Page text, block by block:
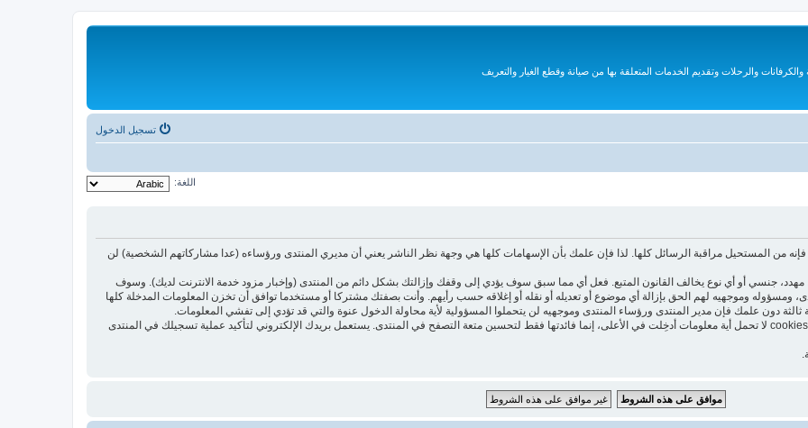
والرحلات وتقديم الخدمات المتعلقة بها من صيانة وقطع الغيار والتعريف
تسجيل الدخول
اللغة:
من المستحيل مراقبة الرسائل كلها. لذا فإن علمك بأن الإسهامات كلها هي وجهة نظر الناشر يعني أن مديري المنتدى ورؤساءه (عدا مشاركاتهم الشخصية) لن
جنسي أو أي نوع يخالف القانون المتبع. فعل أي مما سبق سوف يؤدي إلى وقفك وإزالتك بشكل دائم من المنتدى (وإخبار مزود خدمة الانترنت لديك). وسوف
ومسؤوله وموجهيه لهم الحق بإزالة أي موضوع أو تعديله أو نقله أو إغلاقه حسب رأيهم. وأنت بصفتك مشتركا أو مستخدما توافق أن تخزن المعلومات المدخلة كلها
دون علمك فإن مدير المنتدى ورؤساء المنتدى وموجهيه لن يتحملوا المسؤولية لأية محاولة الدخول عنوة والتي قد تؤدي إلى تفشي المعلومات.
هذا المنتدى يستعمل الـ cookies لتخزين معلومات على جهازك. هذه الـ cookies لا تحمل أية معلومات أدخِلت في الأعلى، إنما فائدتها فقط لتحسين متعة التصفح في المنتدى. يستعمل بريدك الإلكتروني لتأكيد عملية تسجيلك في المنتدى